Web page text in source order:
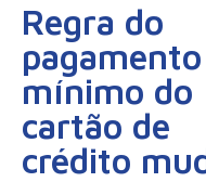
Regra do
pagamento
mínimo do
cartão de
crédito